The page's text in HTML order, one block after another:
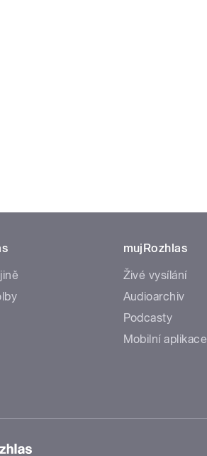
mujRozhlas
Živé vysílání
Audioarchiv
Podcasty
Mobilní aplikace